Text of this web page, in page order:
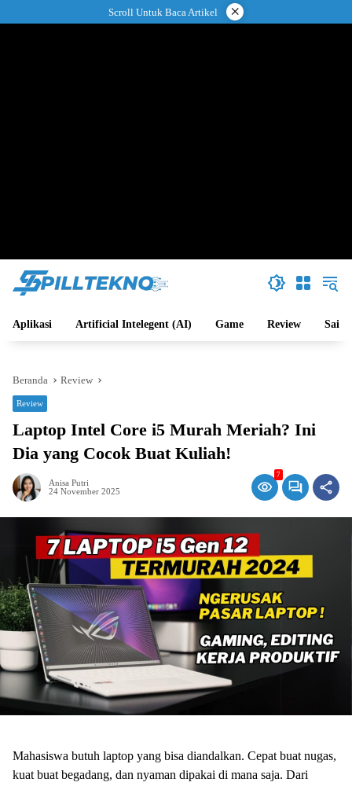
ke
Scroll Untuk Baca Artikel ×
Aplikasi Artificial Intelegent (AI) Game Review Sains
Beranda Review
Review
Laptop Intel Core i5 Murah Meriah? Ini
Dia yang Cocok Buat Kuliah!
Anisa Putri
24 November 2025
7
Mahasiswa butuh laptop yang bisa diandalkan. Cepat buat nugas,
kuat buat begadang, dan nyaman dipakai di mana saja. Dari